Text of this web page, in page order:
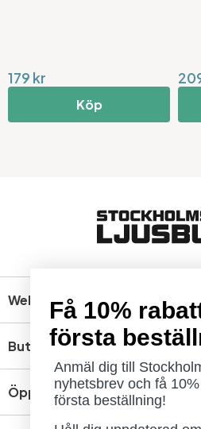
179 kr
Köp
Webbshop
Butik
Öppettider
Få 10%
första
Anmäl dig till
nyhetsbrev och få
första beställning!